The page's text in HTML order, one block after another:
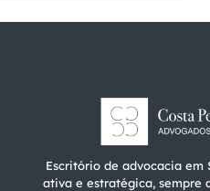
Escritório de advocacia em
ativa e estratégica, sempre